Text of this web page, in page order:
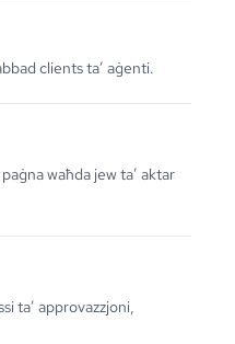
clients ta’ aġenti.
waħda jew ta’ aktar
ta’ approvazzjoni,